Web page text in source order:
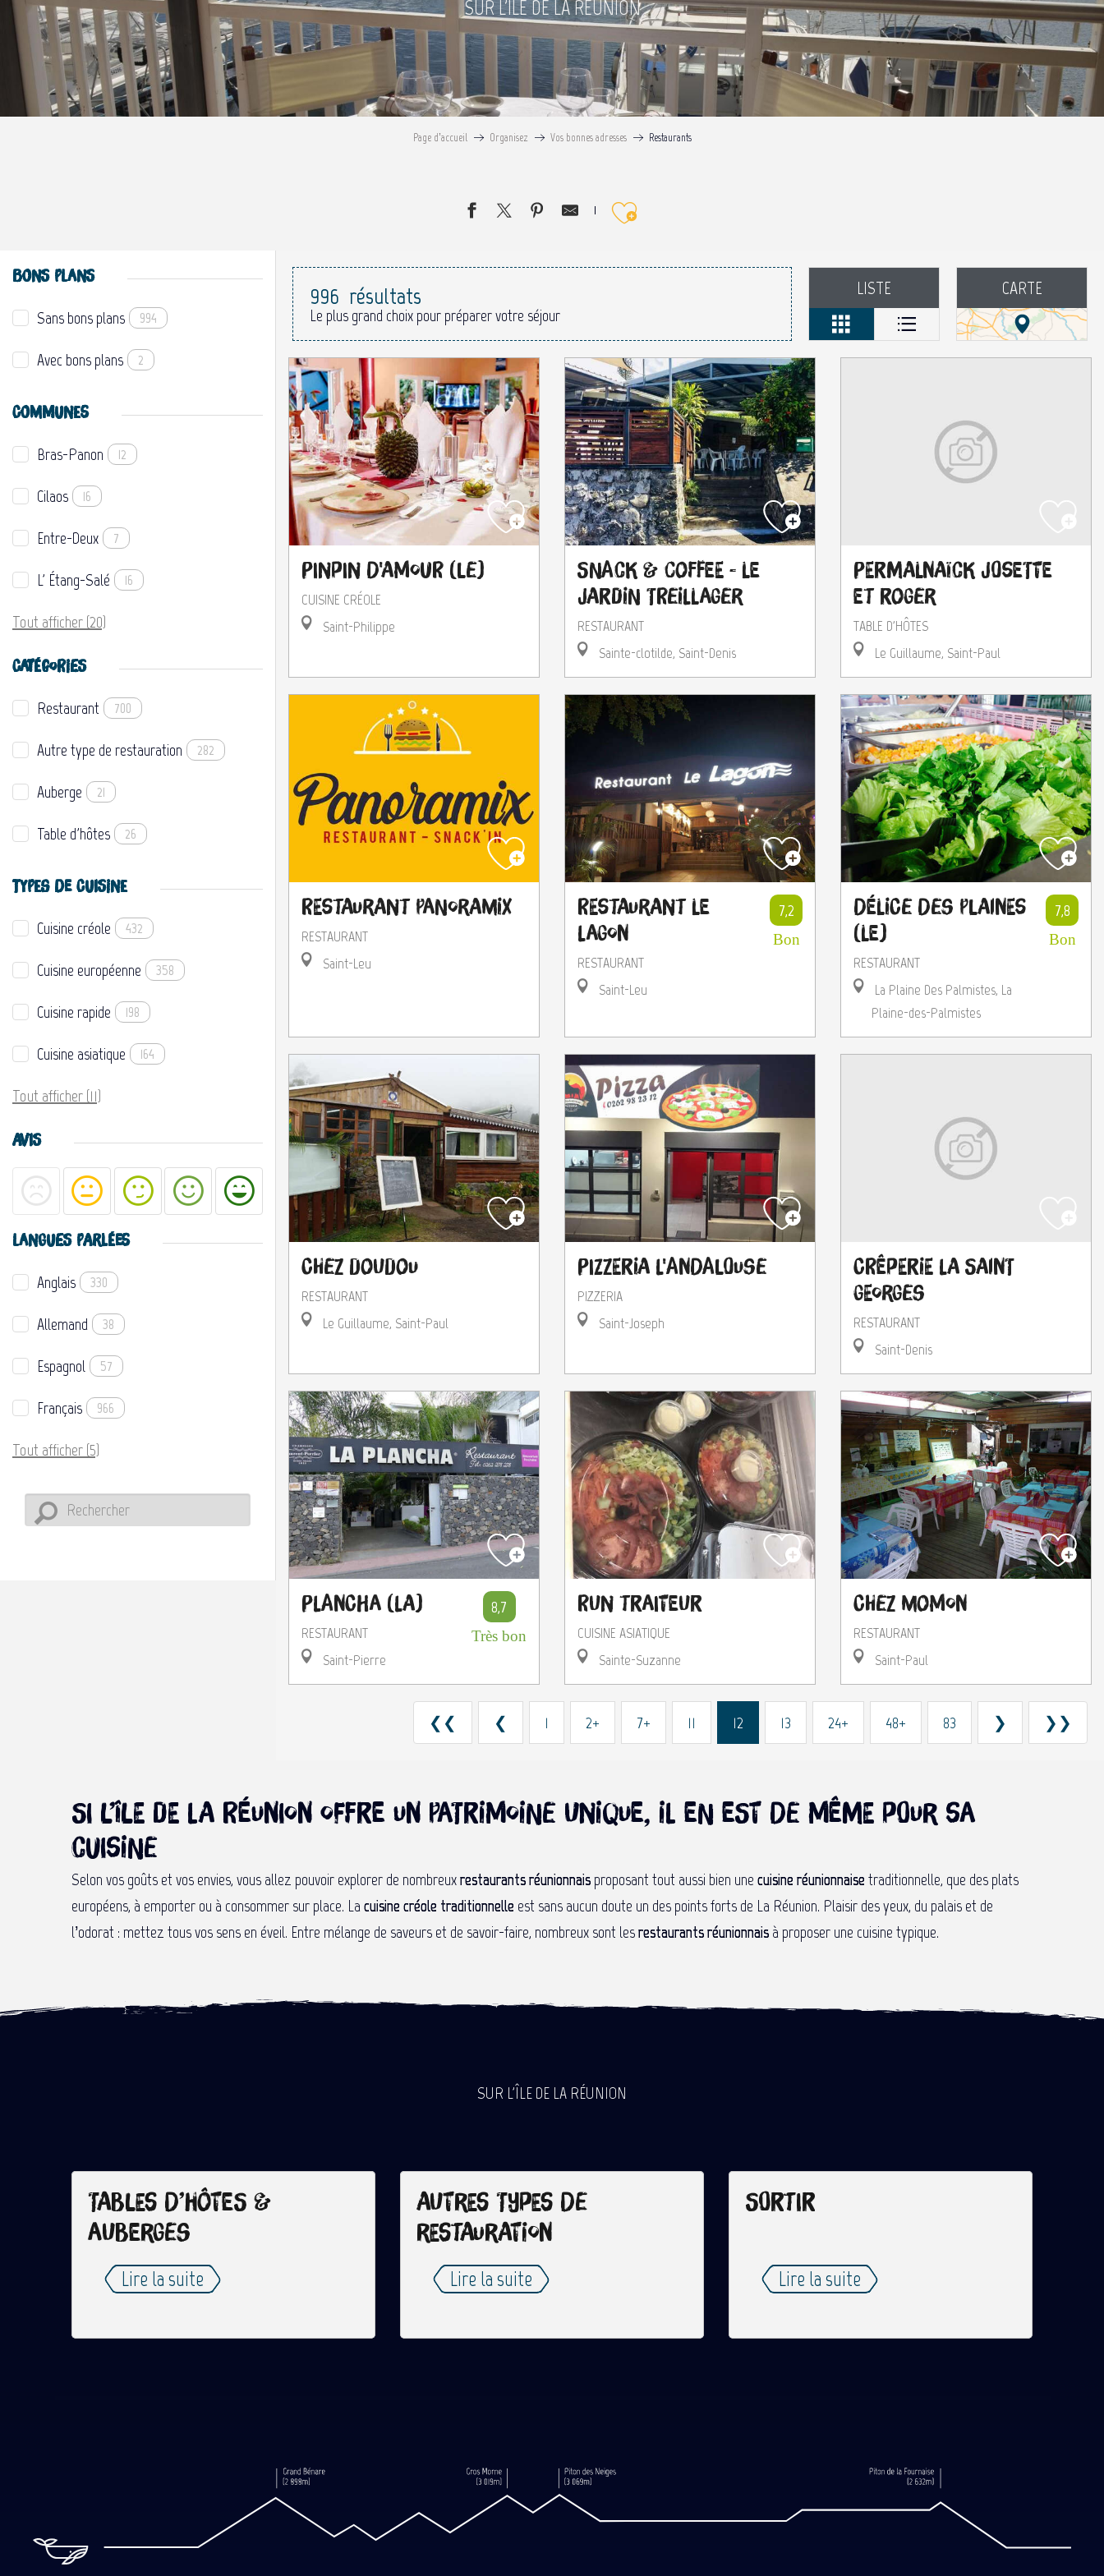
SUR L'ÎLE DE LA RÉUNION
Page d’accueil Organisez Vos bonnes adresses Restaurants
BONS PLANS
Sans bons plans 994
Avec bons plans 2
COMMUNES
Bras-Panon 12
Cilaos 16
Entre-Deux 7
L' Étang-Salé 16
Tout afficher (20)
CATÉGORIES
Restaurant 700
Autre type de restauration 282
Auberge 21
Table d'hôtes 26
TYPES DE CUISINE
Cuisine créole 432
Cuisine européenne 358
Cuisine rapide 198
Cuisine asiatique 164
Tout afficher (11)
AVIS
LANGUES PARLÉES
Anglais 330
Allemand 38
Espagnol 57
Français 966
Tout afficher (5)
996 résultats
Le plus grand choix pour préparer votre séjour
LISTE CARTE
Pinpin d'Amour (Le)
CUISINE CRÉOLE
Saint-Philippe
Snack & Coffee - Le
Jardin Treillager
RESTAURANT
Sainte-clotilde, Saint-Denis
Permalnaïck Josette
et Roger
TABLE D'HÔTES
Le Guillaume, Saint-Paul
Restaurant Panoramix
RESTAURANT
Saint-Leu
Restaurant le
Lagon
RESTAURANT
Saint-Leu
7,2
Bon
Délice des Plaines
(Le)
RESTAURANT
La Plaine Des Palmistes, La
Plaine-des-Palmistes
7,8
Bon
Chez Doudou
RESTAURANT
Le Guillaume, Saint-Paul
Pizzeria L'Andalouse
PIZZERIA
Saint-Joseph
Crêperie La Saint
Georges
RESTAURANT
Saint-Denis
Plancha (La)
RESTAURANT
Saint-Pierre
8,7
Très bon
Run Traiteur
CUISINE ASIATIQUE
Sainte-Suzanne
Chez Momon
RESTAURANT
Saint-Paul
❮❮ ❮ 1 2+ 7+ 11 12 13 24+ 48+ 83 ❯ ❯❯
Si l’île de La Réunion offre un patrimoine unique, il en est de même pour sa
cuisine
Selon vos goûts et vos envies, vous allez pouvoir explorer de nombreuxrestaurants réunionnaisproposant tout aussi bien une cuisine réunionnaise traditionnelle, que des plats
européens, à emporter ou à consommer sur place. La cuisine créole traditionnelle est sans aucun doute un des points forts de La Réunion. Plaisir des yeux, du palais et de
l’odorat : mettez tous vos sens en éveil. Entre mélange de saveurs et de savoir-faire, nombreux sont lesrestaurants réunionnais à proposer une cuisine typique.
SUR L'ÎLE DE LA RÉUNION
Tables d’hôtes &
auberges
Lire la suite
Autres types de
restauration
Lire la suite
Sortir
Lire la suite